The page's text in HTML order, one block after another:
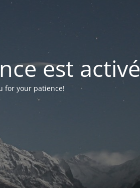
est activé
for your patience!